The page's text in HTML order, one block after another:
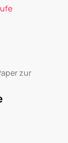
zur